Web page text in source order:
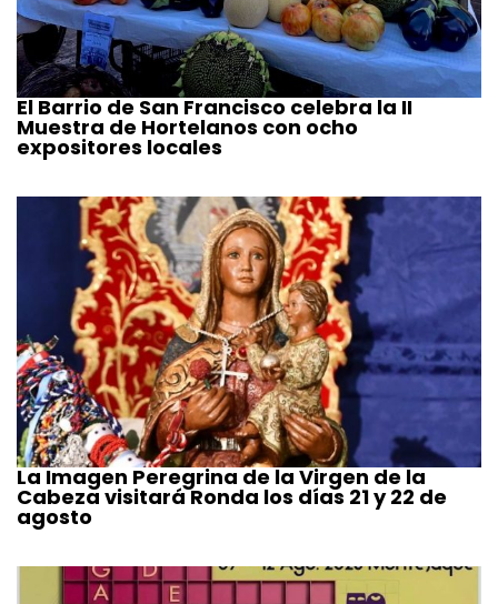
El Barrio de San Francisco celebra la II
Muestra de Hortelanos con ocho
expositores locales
La Imagen Peregrina de la Virgen de la
Cabeza visitará Ronda los días 21 y 22 de
agosto